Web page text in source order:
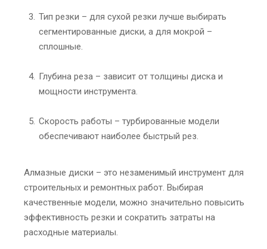
Тип резки – для сухой резки лучше выбирать
сегментированные диски, а для мокрой –
сплошные.
Глубина реза – зависит от толщины диска и
мощности инструмента.
Скорость работы – турбированные модели
обеспечивают наиболее быстрый рез.
Алмазные диски – это незаменимый инструмент для
строительных и ремонтных работ. Выбирая
качественные модели, можно значительно повысить
эффективность резки и сократить затраты на
расходные материалы.